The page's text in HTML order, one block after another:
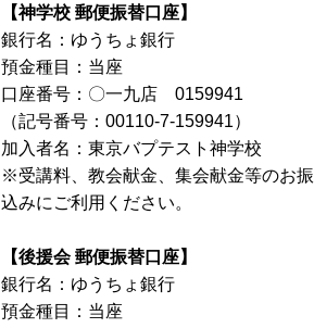
【神学校 郵便振替口座】
銀行名：ゆうちょ銀行
預金種目：当座
口座番号：〇一九店 0159941
（記号番号：00110-7-159941）
加入者名：東京バプテスト神学校
※受講料、教会献金、集会献金等のお振
込みにご利用ください。
【後援会 郵便振替口座】
銀行名：ゆうちょ銀行
預金種目：当座